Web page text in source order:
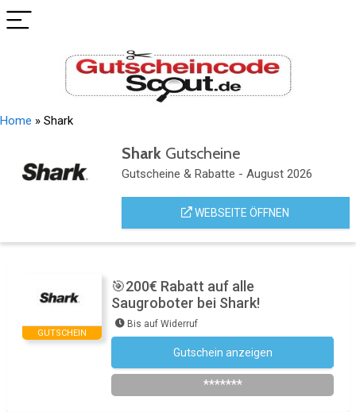
Home » Shark
SharkGutscheine
Gutscheine & Rabatte - August 2026
WEBSEITE ÖFFNEN
GUTSCHEIN
🎯200€ Rabatt auf alle
Saugroboter bei Shark!
Bis auf Widerruf
Gutschein anzeigen
*******